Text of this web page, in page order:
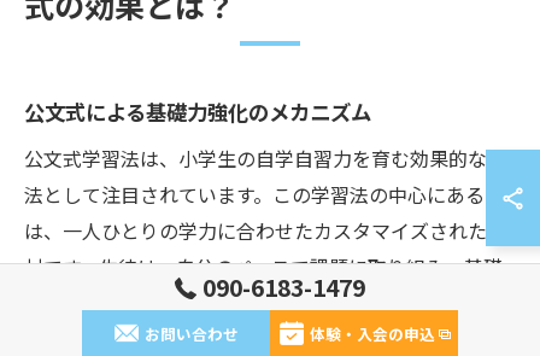
公文式による基礎力強化のメカニズム
公文式学習法は、小学生の自学自習力を育む効果的な方
法として注目されています。この学習法の中心にあるの
は、一人ひとりの学力に合わせたカスタマイズされた教
材です。生徒は、自分のペースで課題に取り組み、基礎
から応用まで段階的にレベルアップしていきます。これ
により、確実に基礎力が強化され、学校の授業でも自信
090-6183-1479
お問い合わせ 体験・入会の申込